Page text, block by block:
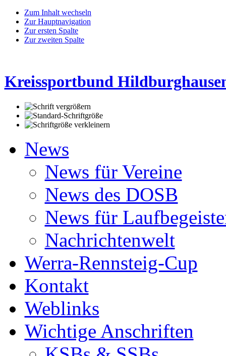
Zum Inhalt wechseln
Zur Hauptnavigation
Zur ersten Spalte
Zur zweiten Spalte
Kreissportbund
News
News für Vereine
News des DOSB
News für
Nachrichtenwelt
Werra-Rennsteig-Cup
Kontakt
Weblinks
Wichtige Anschriften